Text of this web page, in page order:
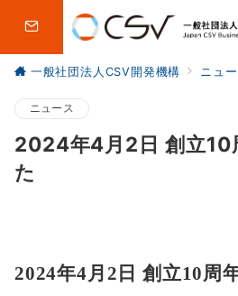
一般社団法人CSV開発機構 ニュ
ニュース
2024年4月2日 創立10
た
2024年4月2日 創立10周